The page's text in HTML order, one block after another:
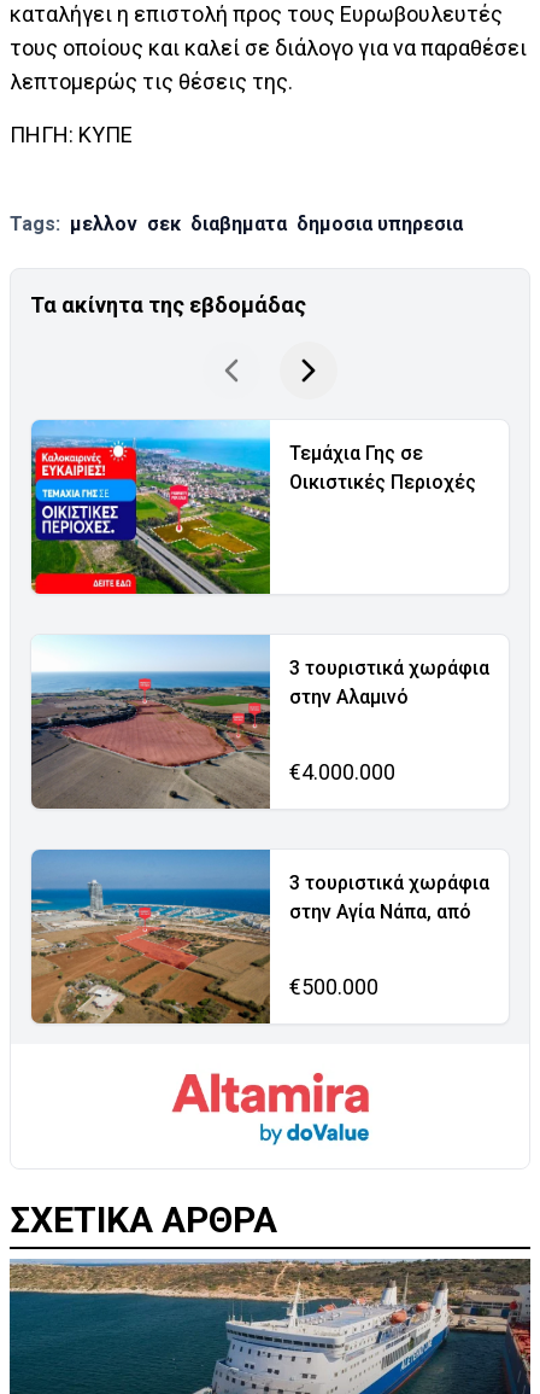
καταλήγει η επιστολή προς τους Ευρωβουλευτές
τους οποίους και καλεί σε διάλογο για να παραθέσει
λεπτομερώς τις θέσεις της.
ΠΗΓΗ: ΚΥΠΕ
Tags: μελλον σεκ διαβηματα δημοσια υπηρεσια
Τα ακίνητα της εβδομάδας
Τεμάχια Γης σε
Οικιστικές Περιοχές
3 τουριστικά χωράφια
στην Αλαμινό
€4.000.000
3 τουριστικά χωράφια
στην Αγία Νάπα, από
€500.000
ΣΧΕΤΙΚΑ ΑΡΘΡΑ